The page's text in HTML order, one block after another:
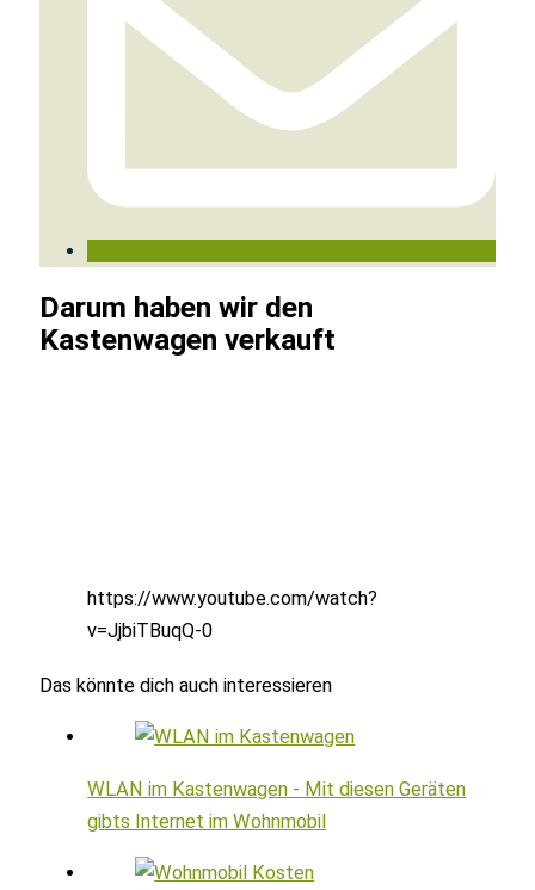
Darum haben wir den
Kastenwagen verkauft
https://www.youtube.com/watch?
v=JjbiTBuqQ-0
Das könnte dich auch interessieren
WLAN im Kastenwagen - Mit diesen Geräten
gibts Internet im Wohnmobil